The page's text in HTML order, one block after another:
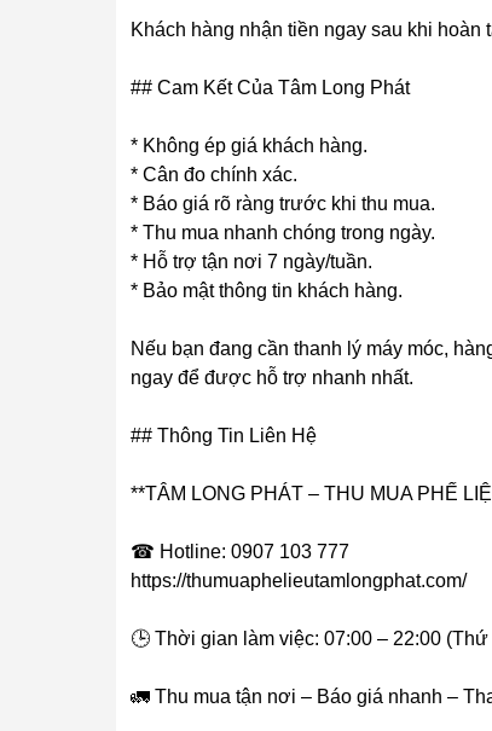
Khách hàng nhận tiền ngay sau khi hoàn
## Cam Kết Của Tâm Long Phát
* Không ép giá khách hàng.
* Cân đo chính xác.
* Báo giá rõ ràng trước khi thu mua.
* Thu mua nhanh chóng trong ngày.
* Hỗ trợ tận nơi 7 ngày/tuần.
* Bảo mật thông tin khách hàng.
Nếu bạn đang cần thanh lý máy móc,
ngay để được hỗ trợ nhanh nhất.
## Thông Tin Liên Hệ
**TÂM LONG PHÁT – THU MUA PHẾ
☎ Hotline: 0907 103 777
https://thumuaphelieutamlongphat.com/
🕒 Thời gian làm việc: 07:00 – 22:00
🚛 Thu mua tận nơi – Báo giá nhanh –